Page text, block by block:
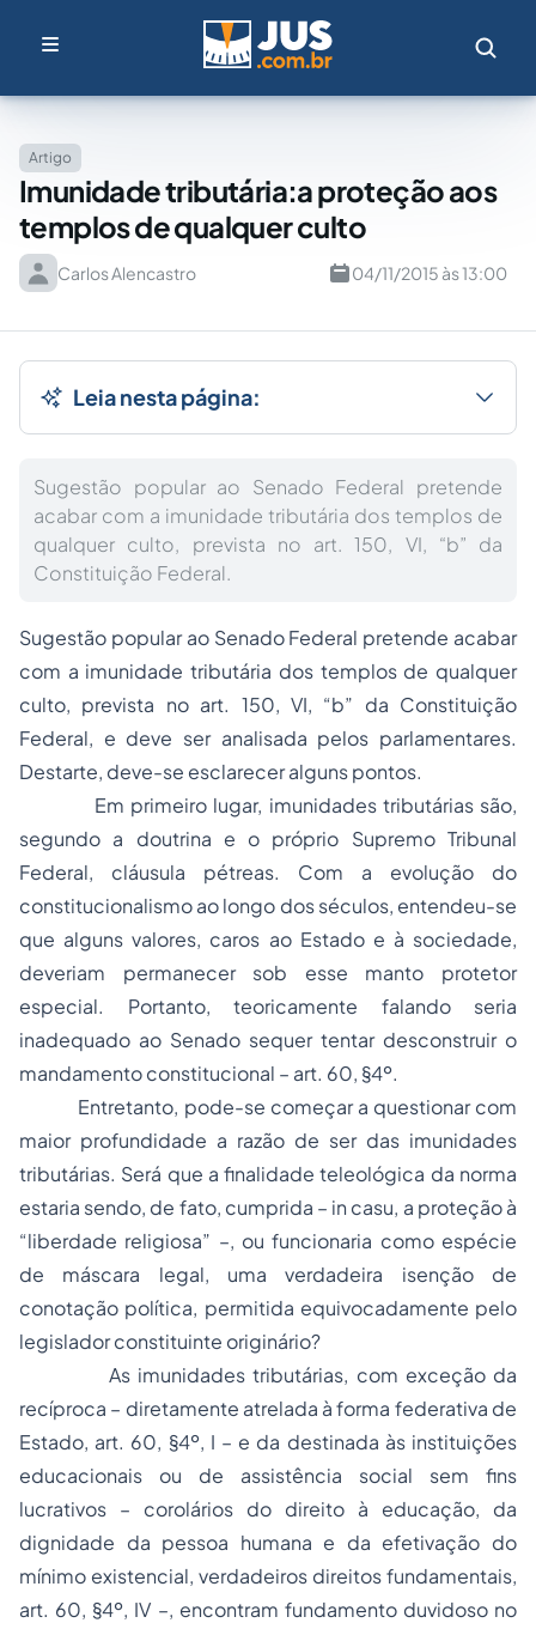
Artigo
Imunidade tributária:a proteção aos
templos de qualquer culto
Carlos Alencastro 04/11/2015 às 13:00
Leia nesta página:
Sugestão popular ao Senado Federal pretende
acabar com a imunidade tributária dos templos de
qualquer culto, prevista no art. 150, VI, “b” da
Constituição Federal.
Sugestão popular ao Senado Federal pretende acabar
com a imunidade tributária dos templos de qualquer
culto, prevista no art. 150, VI, “b” da Constituição
Federal, e deve ser analisada pelos parlamentares.
Destarte, deve-se esclarecer alguns pontos.
Em primeiro lugar, imunidades tributárias são,
segundo a doutrina e o próprio Supremo Tribunal
Federal, cláusula pétreas. Com a evolução do
constitucionalismoao longo dos séculos, entendeu-se
que alguns valores, caros ao Estado e à sociedade,
deveriam permanecer sob esse manto protetor
especial. Portanto, teoricamente falando seria
inadequado ao Senado sequer tentar desconstruir o
mandamento constitucional – art. 60, §4º.
Entretanto, pode-se começar a questionar com
maior profundidade a razão de ser das imunidades
tributárias. Será que a finalidade teleológica da norma
estaria sendo, de fato, cumprida – in casu, a proteção à
“liberdade religiosa” –, ou funcionaria como espécie
de máscara legal, uma verdadeira isenção de
conotação política, permitida equivocadamente pelo
legislador constituinte originário?
As imunidades tributárias, com exceção da
recíproca – diretamente atrelada à forma federativa de
Estado, art. 60, §4º, I – e da destinada às instituições
educacionais ou de assistência social sem fins
lucrativos – corolários do direito à educação, da
dignidade da pessoa humana e da efetivação do
mínimo existencial, verdadeiros direitos fundamentais,
art. 60, §4º, IV –, encontram fundamento duvidoso no